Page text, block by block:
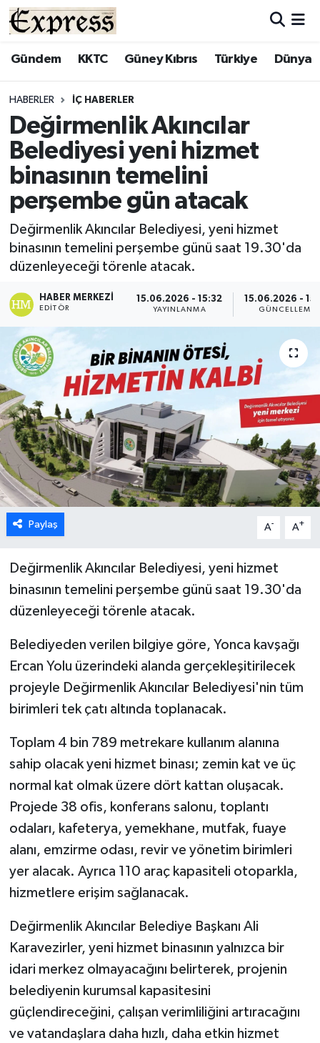
Gündem KKTC Güney Kıbrıs Türkiye Dünya
HABERLER İÇ HABERLER
Değirmenlik Akıncılar
Belediyesi yeni hizmet
binasının temelini
perşembe gün atacak
Değirmenlik Akıncılar Belediyesi, yeni hizmet
binasının temelini perşembe günü saat 19.30'da
düzenleyeceği törenle atacak.
HABER MERKEZI
EDITÖR
15.06.2026 - 15:32
YAYINLANMA
15.06.2026 -
GÜNCELLEME
Paylaş A- A+
Değirmenlik Akıncılar Belediyesi, yeni hizmet
binasının temelini perşembe günü saat 19.30'da
düzenleyeceği törenle atacak.
Belediyeden verilen bilgiye göre, Yonca kavşağı
Ercan Yolu üzerindeki alanda gerçekleşitirilecek
projeyle Değirmenlik Akıncılar Belediyesi'nin tüm
birimleri tek çatı altında toplanacak.
Toplam 4 bin 789 metrekare kullanım alanına
sahip olacak yeni hizmet binası; zemin kat ve üç
normal kat olmak üzere dört kattan oluşacak.
Projede 38 ofis, konferans salonu, toplantı
odaları, kafeterya, yemekhane, mutfak, fuaye
alanı, emzirme odası, revir ve yönetim birimleri
yer alacak. Ayrıca 110 araç kapasiteli otoparkla,
hizmetlere erişim sağlanacak.
Değirmenlik Akıncılar Belediye Başkanı Ali
Karavezirler, yeni hizmet binasının yalnızca bir
idari merkez olmayacağını belirterek, projenin
belediyenin kurumsal kapasitesini
güçlendireceğini, çalışan verimliliğini artıracağını
ve vatandaşlara daha hızlı, daha etkin hizmet
ALAYKÖY
BİLİM
ÇATALKÖY
DÜNYA
EĞİTİM
EKONOMİ
ENGLISH
ESENTEPE
GAZİMAĞUSA
GİRNE
GÜNDEM
GÜNEY KIBRIS
İÇ HABERLER
KÜLTÜR SANAT
LEFKOŞA
MAGAZİN
Nöbetçi Eczaneler
ÖZEL HABER
SAĞLIK
SPOR
TATLISU
TEKNOLOJİ
TİCARET
YAŞAM
Hava Durumu
Süper Lig Puan Durumu ve Fikstür
Tüm Manşetler
Son Dakika Haberleri
Haber Arşivi